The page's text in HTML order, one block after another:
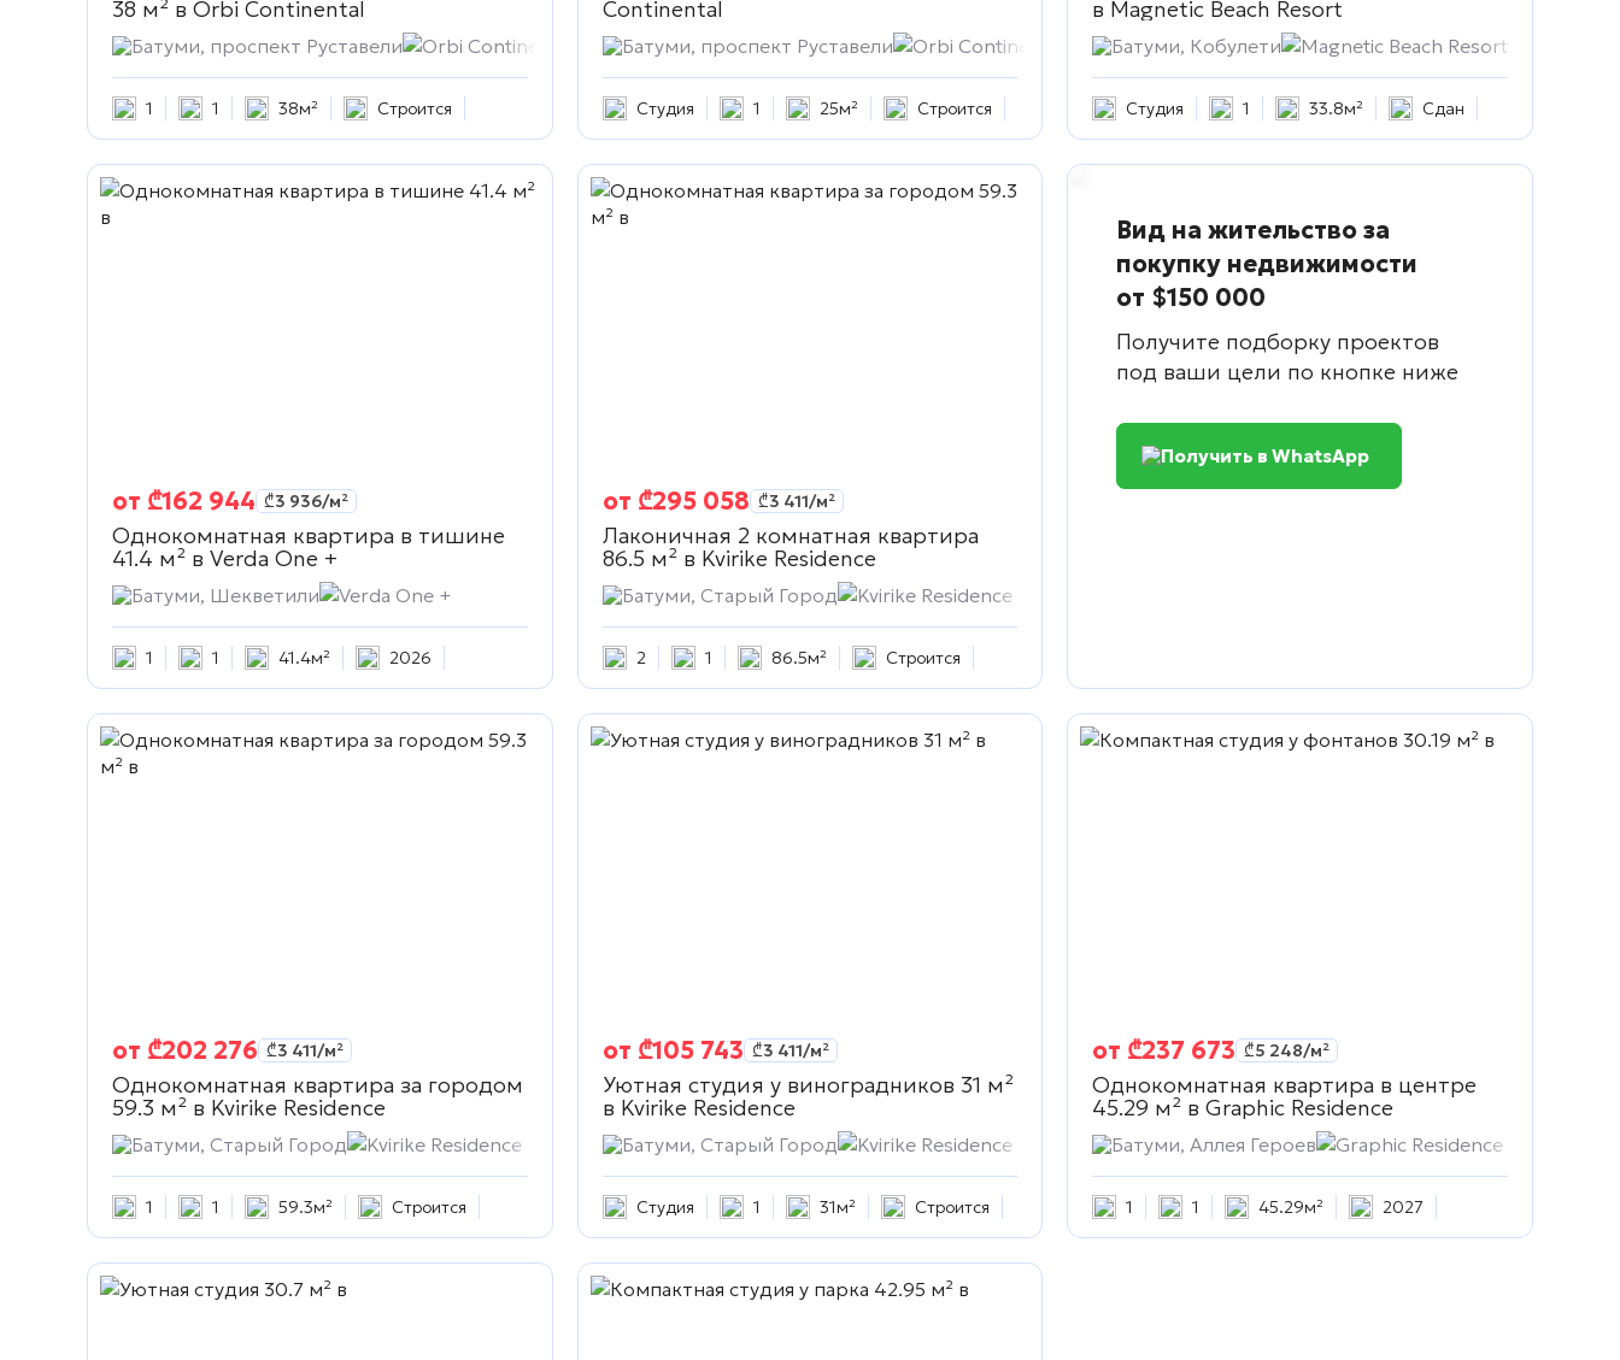
38 м² в Orbi Continental
Батуми, проспект Руставели Orbi Continental
1 1 38м² Строится
Continental
Батуми, проспект Руставели Orbi Continental
Студия 1 25м² Строится
в Magnetic Beach Resort
Батуми, Кобулети Magnetic Beach Resort
Студия 1 33.8м² Сдан
от ₾162 944 ₾3 936/м²
Однокомнатная квартира в тишине
41.4 м² в Verda One +
Батуми, Шекветили Verda One +
1 1 41.4м² 2026
от ₾295 058 ₾3 411/м²
Лаконичная 2 комнатная квартира
86.5 м² в Kvirike Residence
Батуми, Старый Город Kvirike Residence
2 1 86.5м² Строится
Вид на жительство за
покупку недвижимости
от $150 000
Получите подборку проектов
под ваши цели по кнопке ниже
Получить в WhatsApp
от ₾202 276 ₾3 411/м²
Однокомнатная квартира за городом
59.3 м² в Kvirike Residence
Батуми, Старый Город Kvirike Residence
1 1 59.3м² Строится
от ₾105 743 ₾3 411/м²
Уютная студия у виноградников 31 м²
в Kvirike Residence
Батуми, Старый Город Kvirike Residence
Студия 1 31м² Строится
от ₾237 673 ₾5 248/м²
Однокомнатная квартира в центре
45.29 м² в Graphic Residence
Батуми, Аллея Героев Graphic Residence
1 1 45.29м² 2027